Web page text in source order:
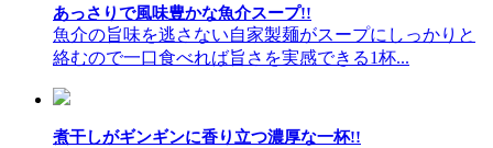
あっさりで風味豊かな魚介スープ!!
魚介の旨味を逃さない自家製麺がスープにしっかりと
絡むので一口食べれば旨さを実感できる1杯...
煮干しがギンギンに香り立つ濃厚な一杯!!